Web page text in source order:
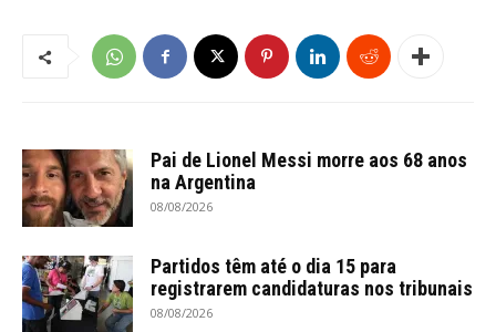
Pai de Lionel Messi morre aos 68 anos
na Argentina
08/08/2026
Partidos têm até o dia 15 para
registrarem candidaturas nos tribunais
08/08/2026